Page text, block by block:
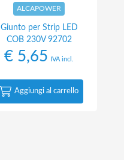
ALCAPOWER
Giunto per Strip LED
COB 230V 92702
€ 5,65 IVA incl.
Aggiungi al carrello